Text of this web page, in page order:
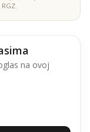
na ovoj